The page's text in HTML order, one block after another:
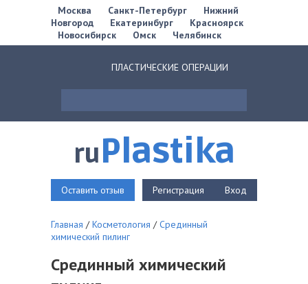
Москва Санкт-Петербург
Нижний
Новгород
Екатеринбург
Красноярск
Новосибирск
Омск Челябинск
ПЛАСТИЧЕСКИЕ ОПЕРАЦИИ
ruPlastika
Оставить отзыв Регистрация Вход
Главная /Косметология /Срединный
химический пилинг
Срединный химический